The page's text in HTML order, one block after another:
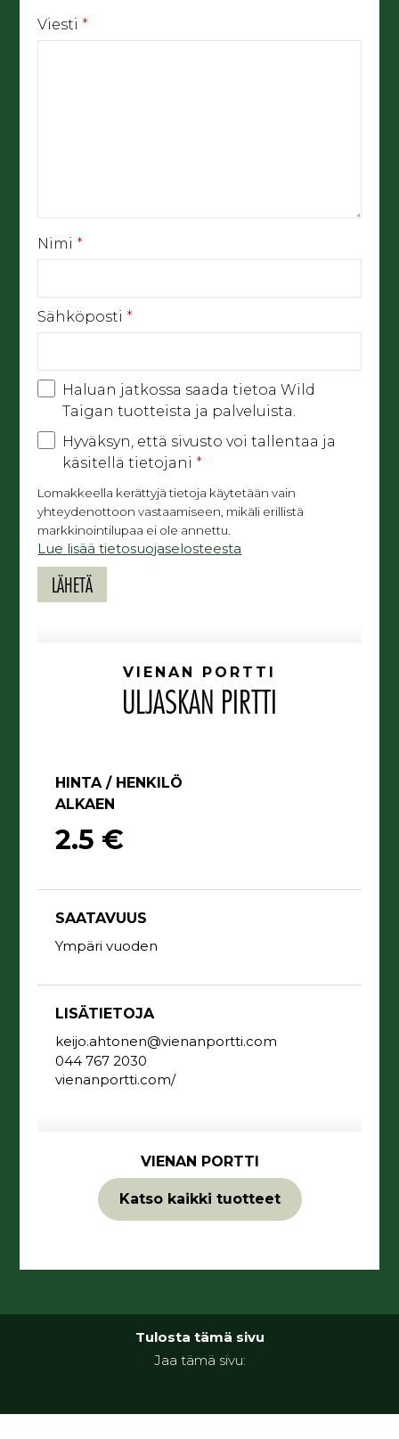
Viesti *
Nimi *
Sähköposti *
Haluan jatkossa saada tietoa Wild
Taigan tuotteista ja palveluista.
Hyväksyn, että sivusto voi tallentaa ja
käsitellä tietojani *
Lomakkeella kerättyjä tietoja käytetään vain
yhteydenottoon vastaamiseen, mikäli erillistä
markkinointilupaa ei ole annettu.
Lue lisää tietosuojaselosteesta
VIENAN PORTTI
ULJASKAN PIRTTI
HINTA / HENKILÖ
ALKAEN
2.5 €
SAATAVUUS
Ympäri vuoden
LISÄTIETOJA
keijo.ahtonen@vienanportti.com
044 767 2030
vienanportti.com/
VIENAN PORTTI
Katso kaikki tuotteet
Tulosta tämä sivu
Jaa tämä sivu: